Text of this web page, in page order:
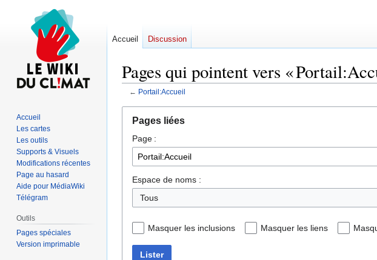
Pages qui pointent vers «
← Portail:Accueil
navigation
recherche
Pages liées
Page :
Espace de noms :
Tous
Masquer les inclusions Masquer les liens
Lister
Accueil Discussion
Accueil
Les cartes
Les outils
Supports & Visuels
Modifications récentes
Page au hasard
Aide pour MédiaWiki
Télégram
Outils
Pages spéciales
Version imprimable